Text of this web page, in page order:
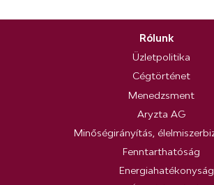
Rólunk
Üzletpolitika
Cégtörténet
Menedzsment
Aryzta AG
Minőségirányítás,
Fenntarthatóság
Energiahatékonyság